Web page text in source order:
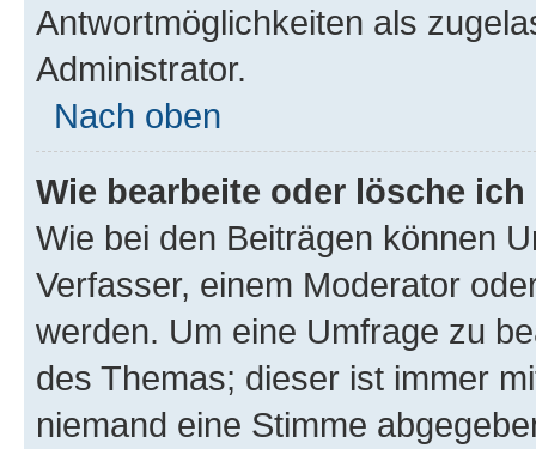
Antwortmöglichkeiten als
Administrator.
Nach oben
Wie bearbeite oder lösche
Wie bei den Beiträgen können
Verfasser, einem Moderator
werden. Um eine Umfrage zu
des Themas; dieser ist immer
niemand eine Stimme